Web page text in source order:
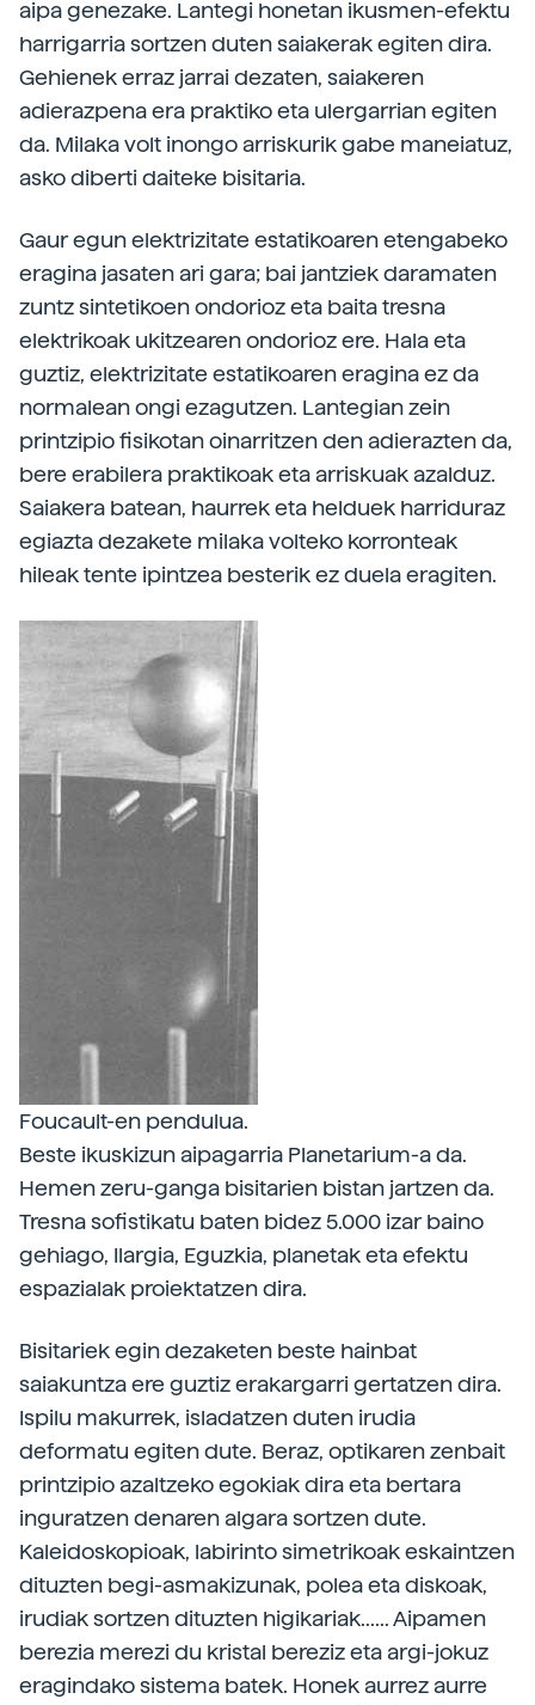
aipa genezake. Lantegi honetan ikusmen-efektu
harrigarria sortzen duten saiakerak egiten dira.
Gehienek erraz jarrai dezaten, saiakeren
adierazpena era praktiko eta ulergarrian egiten
da. Milaka volt inongo arriskurik gabe maneiatuz,
asko diberti daiteke bisitaria.
Gaur egun elektrizitate estatikoaren etengabeko
eragina jasaten ari gara; bai jantziek daramaten
zuntz sintetikoen ondorioz eta baita tresna
elektrikoak ukitzearen ondorioz ere. Hala eta
guztiz, elektrizitate estatikoaren eragina ez da
normalean ongi ezagutzen. Lantegian zein
printzipio fisikotan oinarritzen den adierazten da,
bere erabilera praktikoak eta arriskuak azalduz.
Saiakera batean, haurrek eta helduek harriduraz
egiazta dezakete milaka volteko korronteak
hileak tente ipintzea besterik ez duela eragiten.
Foucault-en pendulua.
Beste ikuskizun aipagarria Planetarium-a da.
Hemen zeru-ganga bisitarien bistan jartzen da.
Tresna sofistikatu baten bidez 5.000 izar baino
gehiago, Ilargia, Eguzkia, planetak eta efektu
espazialak proiektatzen dira.
Bisitariek egin dezaketen beste hainbat
saiakuntza ere guztiz erakargarri gertatzen dira.
Ispilu makurrek, isladatzen duten irudia
deformatu egiten dute. Beraz, optikaren zenbait
printzipio azaltzeko egokiak dira eta bertara
inguratzen denaren algara sortzen dute.
Kaleidoskopioak, labirinto simetrikoak eskaintzen
dituzten begi-asmakizunak, polea eta diskoak,
irudiak sortzen dituzten higikariak...... Aipamen
berezia merezi du kristal bereziz eta argi-jokuz
eragindako sistema batek. Honek aurrez aurre